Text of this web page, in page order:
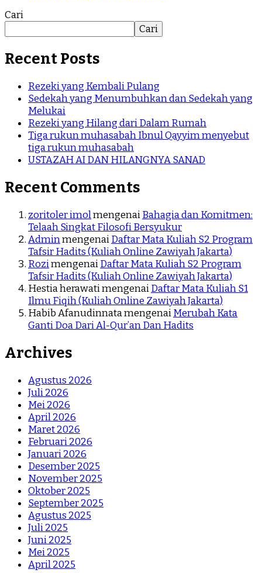
Cari
Cari
Recent Posts
Rezeki yang Kembali Pulang
Sedekah yang Menumbuhkan dan Sedekah yang
Melukai
Rezeki yang Hilang dari Dalam Rumah
Tiga rukun muhasabah Ibnul Qayyim menyebut
tiga rukun muhasabah
USTAZAH AI DAN HILANGNYA SANAD
Recent Comments
zoritoler imolmengenaiBahagia dan Komitmen:
Telaah Singkat Filosofi Bersyukur
AdminmengenaiDaftar Mata Kuliah S2 Program
Tafsir Hadits (Kuliah Online Zawiyah Jakarta)
RozimengenaiDaftar Mata Kuliah S2 Program
Tafsir Hadits (Kuliah Online Zawiyah Jakarta)
Hestia herawatimengenaiDaftar Mata Kuliah S1
Ilmu Fiqih (Kuliah Online Zawiyah Jakarta)
Habib AfanudinnatamengenaiMerubah Kata
Ganti Doa Dari Al-Qur’an Dan Hadits
Archives
Agustus 2026
Juli 2026
Mei 2026
April 2026
Maret 2026
Februari 2026
Januari 2026
Desember 2025
November 2025
Oktober 2025
September 2025
Agustus 2025
Juli 2025
Juni 2025
Mei 2025
April 2025